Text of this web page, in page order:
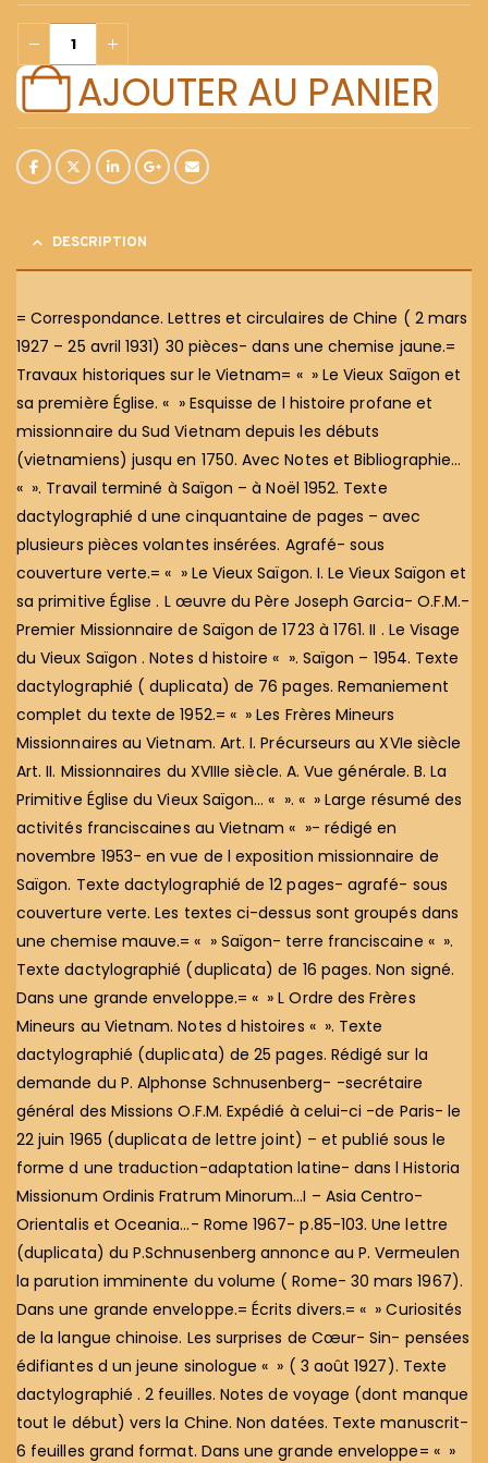
AJOUTER AU PANIER
DESCRIPTION
= Correspondance. Lettres et circulaires de Chine ( 2 mars
1927 – 25 avril 1931) 30 pièces- dans une chemise jaune.=
Travaux historiques sur le Vietnam= « » Le Vieux Saïgon et
sa première Église. « » Esquisse de l histoire profane et
missionnaire du Sud Vietnam depuis les débuts
(vietnamiens) jusqu en 1750. Avec Notes et Bibliographie…
« ». Travail terminé à Saïgon – à Noël 1952. Texte
dactylographié d une cinquantaine de pages – avec
plusieurs pièces volantes insérées. Agrafé- sous
couverture verte.= « » Le Vieux Saïgon. I. Le Vieux Saïgon et
sa primitive Église . L œuvre du Père Joseph Garcia- O.F.M.-
Premier Missionnaire de Saïgon de 1723 à 1761. II . Le Visage
du Vieux Saïgon . Notes d histoire « ». Saïgon – 1954. Texte
dactylographié ( duplicata) de 76 pages. Remaniement
complet du texte de 1952.= « » Les Frères Mineurs
Missionnaires au Vietnam. Art. I. Précurseurs au XVIe siècle
Art. II. Missionnaires du XVIIIe siècle. A. Vue générale. B. La
Primitive Église du Vieux Saïgon… « ». « » Large résumé des
activités franciscaines au Vietnam « »- rédigé en
novembre 1953- en vue de l exposition missionnaire de
Saïgon. Texte dactylographié de 12 pages- agrafé- sous
couverture verte. Les textes ci-dessus sont groupés dans
une chemise mauve.= « » Saïgon- terre franciscaine « ».
Texte dactylographié (duplicata) de 16 pages. Non signé.
Dans une grande enveloppe.= « » L Ordre des Frères
Mineurs au Vietnam. Notes d histoires « ». Texte
dactylographié (duplicata) de 25 pages. Rédigé sur la
demande du P. Alphonse Schnusenberg- -secrétaire
général des Missions O.F.M. Expédié à celui-ci -de Paris- le
22 juin 1965 (duplicata de lettre joint) – et publié sous le
forme d une traduction-adaptation latine- dans l Historia
Missionum Ordinis Fratrum Minorum…I – Asia Centro-
Orientalis et Oceania…- Rome 1967- p.85-103. Une lettre
(duplicata) du P.Schnusenberg annonce au P. Vermeulen
la parution imminente du volume ( Rome- 30 mars 1967).
Dans une grande enveloppe.= Écrits divers.= « » Curiosités
de la langue chinoise. Les surprises de Cœur- Sin- pensées
édifiantes d un jeune sinologue « » ( 3 août 1927). Texte
dactylographié . 2 feuilles. Notes de voyage (dont manque
tout le début) vers la Chine. Non datées. Texte manuscrit-
6 feuilles grand format. Dans une grande enveloppe= « »